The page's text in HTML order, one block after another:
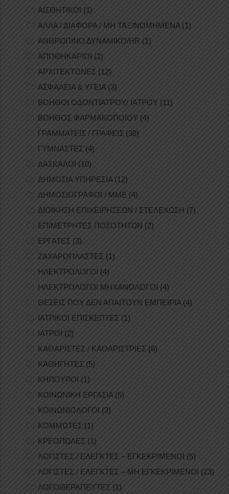
ΑΙΣΘΗΤΙΚΟΙ (1)
ΑΛΛΑ / ΔΙΑΦΟΡΑ / ΜΗ ΤΑΞΙΝΟΜΗΜΕΝΑ (1)
ΑΝΘΡΩΠΙΝΟ ΔΥΝΑΜΙΚΟ/HR (1)
ΑΠΟΘΗΚΑΡΙΟΙ (2)
ΑΡΧΙΤΕΚΤΟΝΕΣ (12)
ΑΣΦΑΛΕΙΑ & ΥΓΕΙΑ(3)
ΒΟΗΘΟΙ ΟΔΟΝΤΙΑΤΡΟΥ/ ΙΑΤΡΟΥ (11)
ΒΟΗΘΟΣ ΦΑΡΜΑΚΟΠΟΙΟΥ (4)
ΓΡΑΜΜΑΤΕΙΣ / ΓΡΑΦΕΙΣ (38)
ΓΥΜΝΑΣΤΕΣ (4)
ΔΑΣΚΑΛΟΙ (10)
ΔΗΜΟΣΙΑ ΥΠΗΡΕΣΙΑ (12)
ΔΗΜΟΣΙΟΓΡΑΦΟΙ / ΜΜΕ (4)
ΔΙΟΙΚΗΣΗ ΕΠΙΧΕΙΡΗΣΕΩΝ / ΣΤΕΛΕΧΩΣΗ (7)
ΕΠΙΜΕΤΡΗΤΕΣ ΠΟΣΟΤΗΤΩΝ (2)
ΕΡΓΑΤΕΣ (3)
ΖΑΧΑΡΟΠΛΑΣΤΕΣ (1)
ΗΛΕΚΤΡΟΛΟΓΟΙ (4)
ΗΛΕΚΤΡΟΛΟΓΟΙ ΜΗΧΑΝΟΛΟΓΟΙ (4)
ΘΕΣΕΙΣ ΠΟΥ ΔΕΝ ΑΠΑΙΤΟΥΝ ΕΜΠΕΙΡΙΑ(4)
ΙΑΤΡΙΚΟΙ ΕΠΙΣΚΕΠΤΕΣ (1)
ΙΑΤΡΟΙ (2)
ΚΑΘΑΡΙΣΤΕΣ / ΚΑΘΑΡΙΣΤΡΙΕΣ (6)
ΚΑΘΗΓΗΤΕΣ (5)
ΚΗΠΟΥΡΟΙ (1)
ΚΟΙΝΩΝΙΚΗ ΕΡΓΑΣΙΑ (5)
ΚΟΙΝΩΝΙΟΛΟΓΟΙ (3)
ΚΟΜΜΩΤΕΣ (1)
ΚΡΕΟΠΩΛΕΣ (1)
ΛΟΓΙΣΤΕΣ / ΕΛΕΓΚΤΕΣ – ΕΓΚΕΚΡΙΜΕΝΟΙ (5)
ΛΟΓΙΣΤΕΣ / ΕΛΕΓΚΤΕΣ – ΜΗ ΕΓΚΕΚΡΙΜΕΝΟΙ (23)
ΛΟΓΟΘΕΡΑΠΕΥΤΕΣ (1)